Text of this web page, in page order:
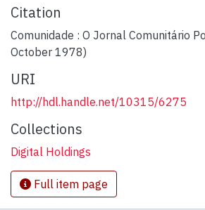
Citation
Comunidade : O Jornal Comunitário
October 1978)
URI
http://hdl.handle.net/10315/6275
Collections
Digital Holdings
Full item page